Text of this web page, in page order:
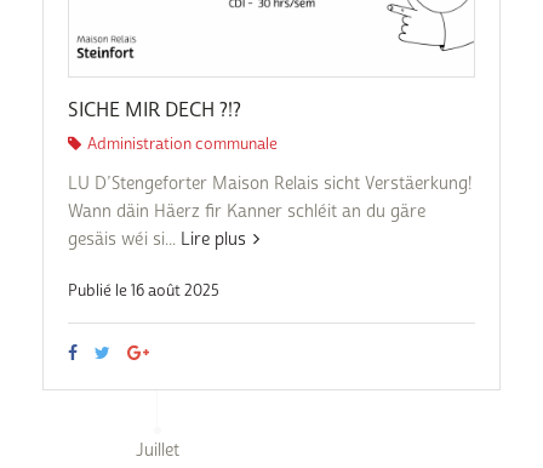
SICHE MIR DECH ?!?
Administration communale
LU D’Stengeforter Maison Relais sicht Verstäerkung!
Wann däin Häerz fir Kanner schléit an du gäre
gesäis wéi si... Lire plus
Publié le 16 août 2025
Juillet